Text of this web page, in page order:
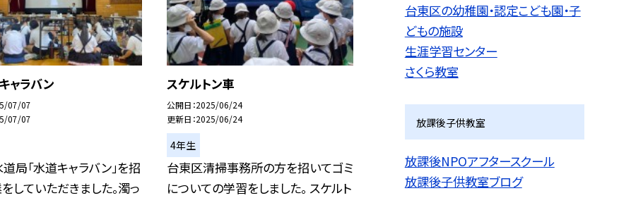
ャラバン
07/07
07/07
局「水道キャラバン」を招
していただきました。濁っ
スケルトン車
公開日 2025/06/24
更新日 2025/06/24
4年生
台東区清掃事務所の方を招いてゴミ
についての学習をしました。 スケルト
台東区の幼稚園・認定こども園・子
どもの施設
生涯学習センター
さくら教室
放課後子供教室
放課後NPOアフタースクール
放課後子供教室ブログ